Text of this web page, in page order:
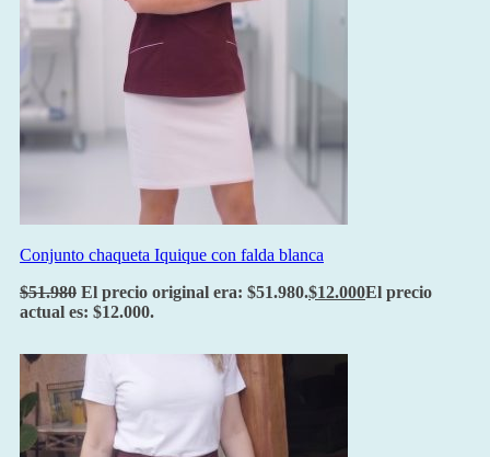
Conjunto chaqueta Iquique con falda blanca
$51.980 El precio original era: $51.980.$12.000El precio
actual es: $12.000.